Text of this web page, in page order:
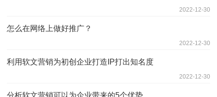
2022-12-30
怎么在网络上做好推广？
2022-12-30
利用软文营销为初创企业打造IP打出知名度
2022-12-30